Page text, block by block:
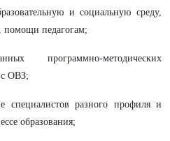
и социальную среду,
помощи педагогам;
программно-методических
с ОВЗ;
специалистов разного профиля и
образования;